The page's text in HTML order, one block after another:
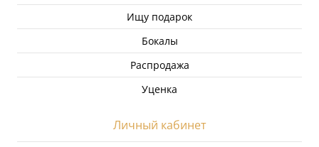
Ищу подарок
Бокалы
Распродажа
Уценка
Личный кабинет